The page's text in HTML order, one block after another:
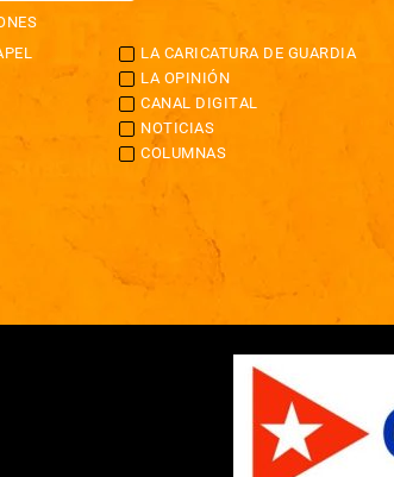
LA CARICATURA DE GUARDIA
LA OPINIÓN
CANAL DIGITAL
NOTICIAS
COLUMNAS